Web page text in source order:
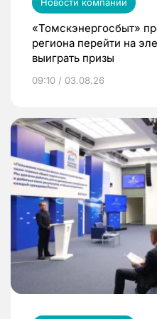
«Томскэнергосбыт»
региона перейти на
выиграть призы
09:10 / 03.08.26